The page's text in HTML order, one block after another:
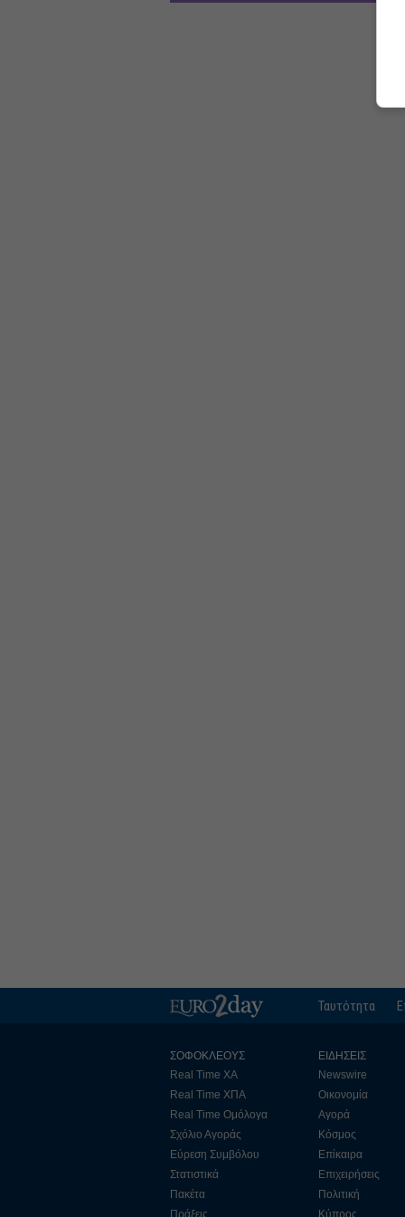
Ταυτότητα
ΣΟΦΟΚΛΕΟΥΣ
Real Time ΧΑ
Real Time ΧΠΑ
Real Time Ομόλογα
Σχόλιο Αγοράς
Εύρεση Συμβόλου
Στατιστικά
Πακέτα
Πράξεις
ΕΙΔΗΣΕΙΣ
Newswire
Οικονομία
Αγορά
Κόσμος
Επίκαιρα
Επιχειρήσεις
Πολιτική
Κύπρος